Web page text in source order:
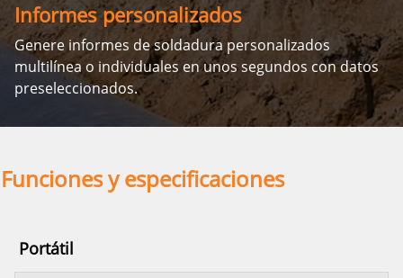
Informes personalizados
Genere informes de soldadura personalizados
multilínea o individuales en unos segundos con datos
preseleccionados.
Funciones y especificaciones
Portátil